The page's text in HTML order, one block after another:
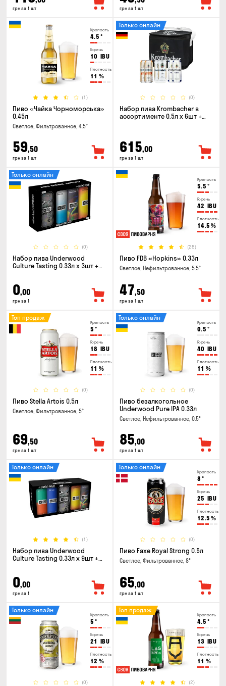
грн за 1 шт грн за 1 шт
Крепость
4.5 °
Горечь
10 IBU
Плотность
11 %
(1)
Пиво «Чайка Чорноморська»
0.45л
Светлое, Фильтрованное, 4.5°
59,50
грн за 1 шт
(0)
Только онлайн
Набор пива Krombacher в
ассортименте 0.5л х 6шт +
615,00
грн за 1 шт
(0)
Только онлайн
Набор пива Underwood
Culture Tasting 0.33л x 3шт +
0,00
грн за 1
Крепость
5.5 °
Горечь
42 IBU
Плотность
14.5 %
(28)
Пиво FDB «Hopkins» 0.33л
Светлое, Нефильтрованное, 5.5°
47,50
грн за 1 шт
Крепость
5 °
Горечь
18 IBU
Плотность
11 %
(0)
Топ продаж
Пиво Stella Artois 0.5л
Светлое, Фильтрованное, 5°
69,50
грн за 1 шт
Крепость
0.5 °
Горечь
40 IBU
Плотность
11 %
(0)
Только онлайн
Пиво безалкогольное
Underwood Pure IPA 0.33л
Светлое, Нефильтрованное, 0.5°
85,00
грн за 1 шт
(1)
Только онлайн
Набор пива Underwood
Culture Tasting 0.33л x 9шт +
0,00
грн за 1
Крепость
8 °
Горечь
25 IBU
Плотность
12.5 %
(0)
Только онлайн
Пиво Faxe Royal Strong 0.5л
Светлое, Фильтрованное, 8°
65,00
грн за 1 шт
Крепость
5 °
Горечь
21 IBU
Плотность
12 %
(0)
Только онлайн
Крепость
4.5 °
Горечь
13 IBU
Плотность
11 %
(2)
Топ продаж